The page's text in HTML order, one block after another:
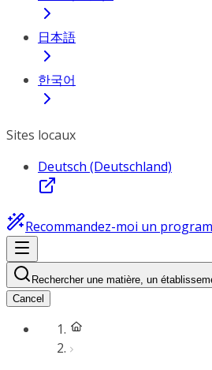
日本語
한국어
Sites locaux
Deutsch (Deutschland)
Recommandez-moi un
Rechercher une matière, un
Cancel